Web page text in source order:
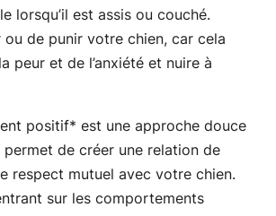
lorsqu’il est assis ou couché.
de punir votre chien, car cela
peur et de l’anxiété et nuire à
positif* est une approche douce
de créer une relation de
respect mutuel avec votre chien.
sur les comportements